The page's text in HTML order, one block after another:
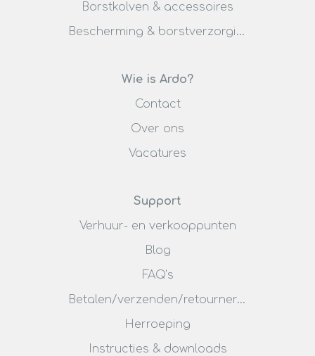
Borstkolven & accessoires
Bescherming & borstverzorging
Wie is Ardo?
Contact
Over ons
Vacatures
Support
Verhuur- en verkooppunten
Blog
FAQ’s
Betalen/verzenden/retourneren
Herroeping
Instructies & downloads